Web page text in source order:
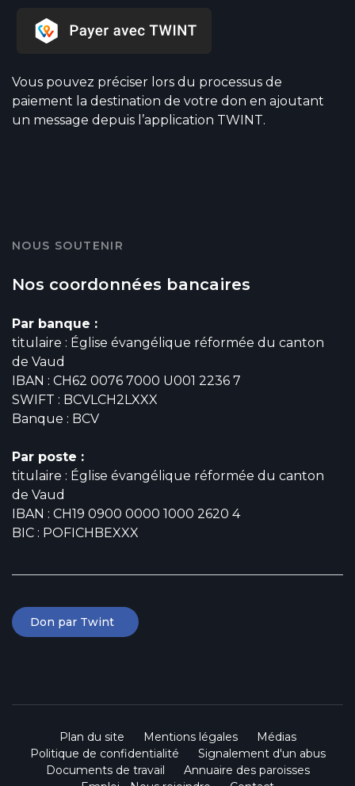
Vous pouvez préciser lors du processus de
paiement la destination de votre don en ajoutant
un message depuis l’application TWINT.
NOUS SOUTENIR
Nos coordonnées bancaires
Par banque :
titulaire : Église évangélique réformée du canton
de Vaud
IBAN : CH62 0076 7000 U001 2236 7
SWIFT : BCVLCH2LXXX
Banque : BCV
Par poste :
titulaire : Église évangélique réformée du canton
de Vaud
IBAN : CH19 0900 0000 1000 2620 4
BIC : POFICHBEXXX
Don par Twint
Plan du site Mentions légales
Médias
Politique de confidentialité
Signalement d'un abus
Documents de travail
Annuaire des paroisses